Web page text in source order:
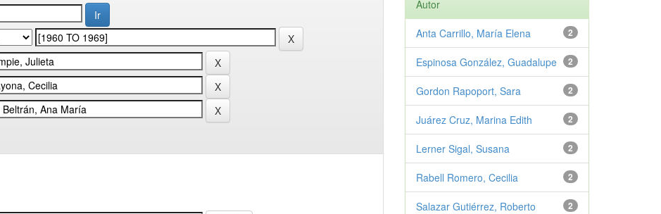
Autor
2
Anta Carrillo, María Elena
2
Espinosa González, Guadalupe
2
Gordon Rapoport, Sara
2
Juárez Cruz, Marina Edith
2
Lerner Sigal, Susana
2
Rabell Romero, Cecilia
2
Salazar Gutiérrez, Roberto